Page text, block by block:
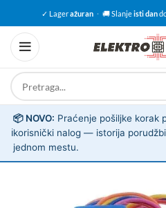
✓ Lageražuran · 🚚 Slanjeisti dan
ℹ️
📦 NOVO: Praćenje pošiljke korak
korisnički nalog — istorija
jednom mestu.